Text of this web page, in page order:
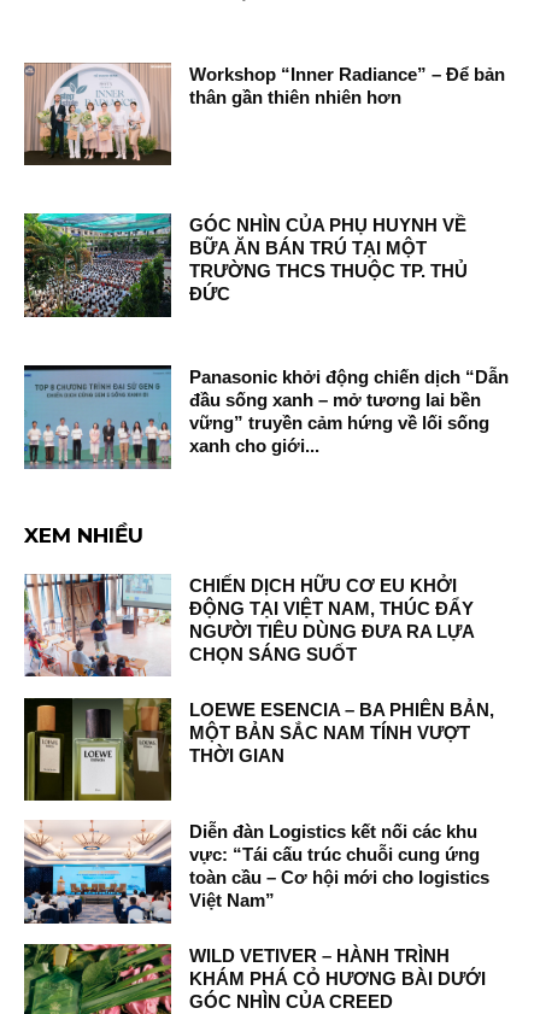
Workshop “Inner Radiance” – Để bản
thân gần thiên nhiên hơn
GÓC NHÌN CỦA PHỤ HUYNH VỀ
BỮA ĂN BÁN TRÚ TẠI MỘT
TRƯỜNG THCS THUỘC TP. THỦ
ĐỨC
Panasonic khởi động chiến dịch “Dẫn
đầu sống xanh – mở tương lai bền
vững” truyền cảm hứng về lối sống
xanh cho giới...
XEM NHIỀU
CHIẾN DỊCH HỮU CƠ EU KHỞI
ĐỘNG TẠI VIỆT NAM, THÚC ĐẨY
NGƯỜI TIÊU DÙNG ĐƯA RA LỰA
CHỌN SÁNG SUỐT
LOEWE ESENCIA – BA PHIÊN BẢN,
MỘT BẢN SẮC NAM TÍNH VƯỢT
THỜI GIAN
Diễn đàn Logistics kết nối các khu
vực: “Tái cấu trúc chuỗi cung ứng
toàn cầu – Cơ hội mới cho logistics
Việt Nam”
WILD VETIVER – HÀNH TRÌNH
KHÁM PHÁ CỎ HƯƠNG BÀI DƯỚI
GÓC NHÌN CỦA CREED